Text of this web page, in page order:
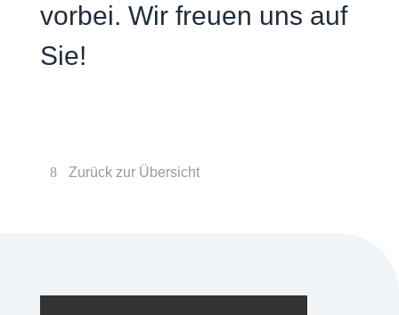
vorbei. Wir freuen uns auf
Sie!
Zurück zur Übersicht